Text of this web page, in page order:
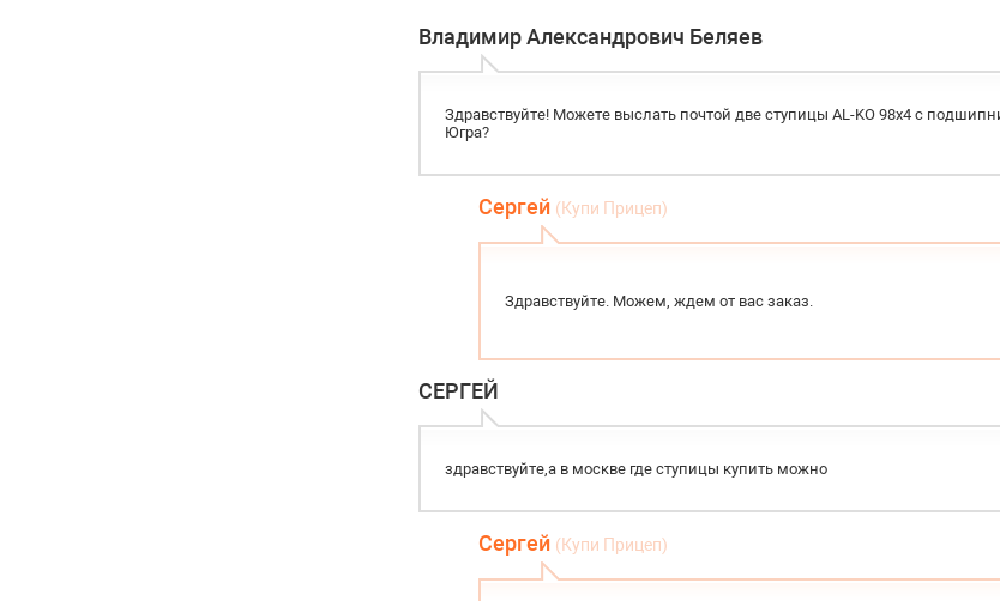
Владимир Александрович Беляев
Здравствуйте! Можете выслать почтой две ступицы AL-KO 98x4 с
Югра?
Сергей (Купи Прицеп)
Здравствуйте. Можем, ждем от вас заказ.
СЕРГЕЙ
здравствуйте,а в москве где ступицы купить можно
Сергей (Купи Прицеп)